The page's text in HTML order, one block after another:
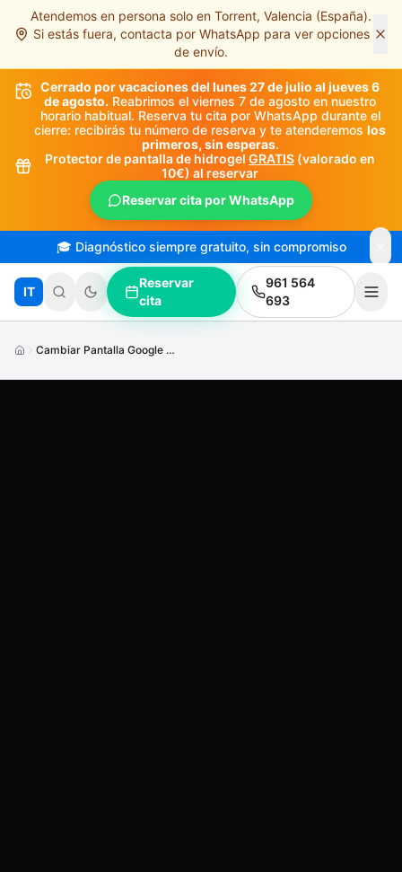
Saltar al contenido principal
Atendemos en persona solo en Torrent, Valencia (España).
Si estás fuera, contacta por WhatsApp para ver opciones
de envío.
Cerrado por vacaciones del lunes 27 de julio al jueves 6
de agosto. Reabrimos el viernes 7 de agosto en nuestro
horario habitual. Reserva tu cita por WhatsApp durante el
cierre: recibirás tu número de reserva y te atenderemos los
primeros, sin esperas.
Protector de pantalla de hidrogel GRATIS (valorado en
10€) al reservar
Reservar cita por WhatsApp
🎓 Diagnóstico siempre gratuito, sin compromiso
IT
Reservar
cita
961 564
693
Cambiar Pantalla Google Pixel9